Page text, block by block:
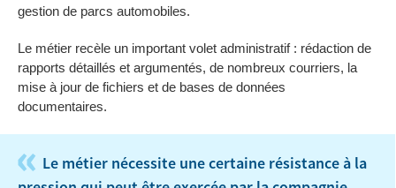
gestion de parcs automobiles.
Le métier recèle un important volet administratif : rédaction de
rapports détaillés et argumentés, de nombreux courriers, la
mise à jour de fichiers et de bases de données
documentaires.
« Le métier nécessite une certaine résistance à la